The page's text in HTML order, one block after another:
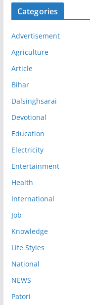
Categories
Advertisement
Agriculture
Article
Bihar
Dalsinghsarai
Devotional
Education
Electricity
Entertainment
Health
International
Job
Knowledge
Life Styles
National
NEWS
Patori